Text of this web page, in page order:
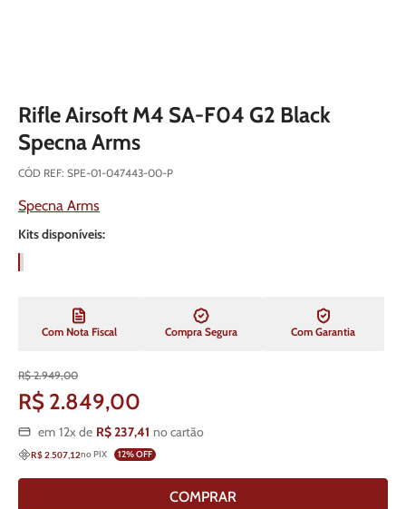
Rifle Airsoft M4 SA-F04 G2 Black
Specna Arms
CÓD REF: SPE-01-047443-00-P
Specna Arms
Kits disponíveis:
Com Nota Fiscal Compra Segura Com Garantia
R$ 2.949,00
R$ 2.849,00
em 12x de R$237,41 no cartão
R$ 2.507,12no PIX 12% OFF
COMPRAR